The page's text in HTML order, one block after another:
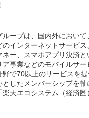
ループは、国内外におい
のインターネットサービ
ネー、スマホアプリ決済
ア事業などのモバイルサ
野で70以上のサービスを
としたメンバーシップを
楽天エコシステム（経済圏